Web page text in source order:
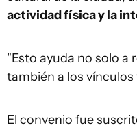
actividad física y la
"Esto ayuda no solo a
también a los
El convenio fue